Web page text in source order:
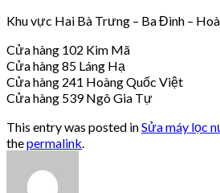
Khu vực Hai Bà Trưng – Ba Đình –
Cửa hàng 102 Kim Mã
Cửa hàng 85 Láng Hạ
Cửa hàng 241 Hoàng Quốc Việt
Cửa hàng 539 Ngô Gia Tự
This entry was posted inSửa máy lọc
thepermalink